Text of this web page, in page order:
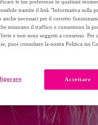
le tue preferenze in qualsiasi
tramite il link "Informativa sulla
anche necessari per il corretto
misurano il traffico o consentono la
e non sono soggetti a consenso. Per
puoi consultare la nostra Politica sui
Accettare